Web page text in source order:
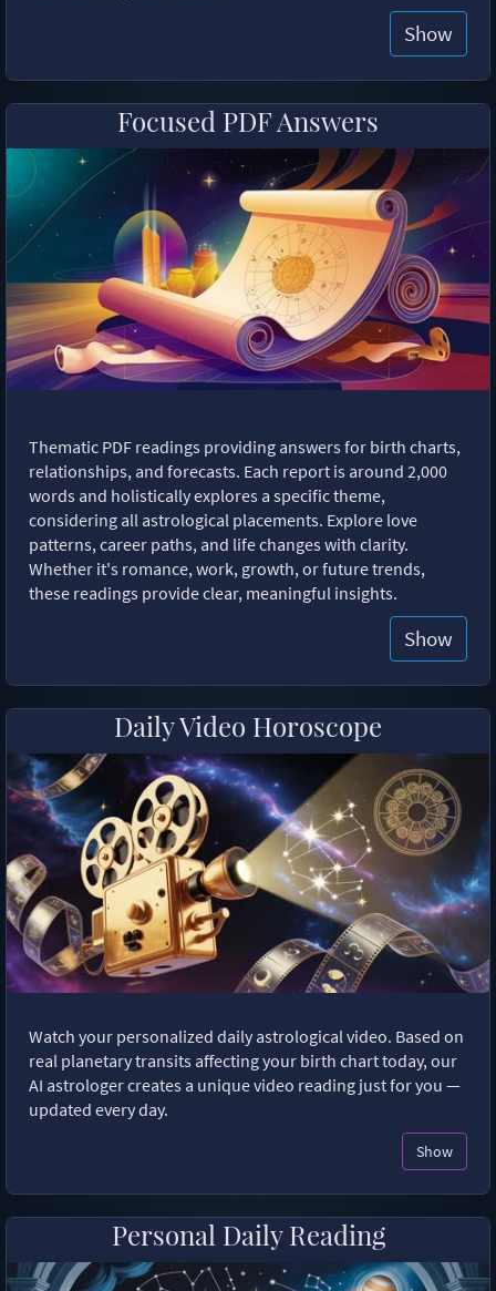
Show
Focused PDF Answers
Thematic PDF readings providing answers for birth charts,
relationships, and forecasts. Each report is around 2,000
words and holistically explores a specific theme,
considering all astrological placements. Explore love
patterns, career paths, and life changes with clarity.
Whether it's romance, work, growth, or future trends,
these readings provide clear, meaningful insights.
Show
Daily Video Horoscope
Watch your personalized daily astrological video. Based on
real planetary transits affecting your birth chart today, our
AI astrologer creates a unique video reading just for you —
updated every day.
Show
Personal Daily Reading